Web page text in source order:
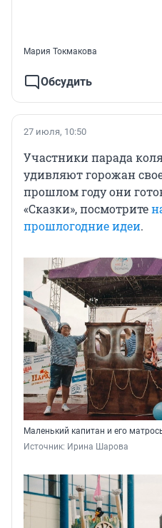
Мария Токмакова
Обсудить
27 июля, 10:50
Участники парада
удивляют горожан
прошлом году они
«Сказки», посмотрите
прошлогодние идеи.
Маленький капитан и его
Источник: Ирина Шарова